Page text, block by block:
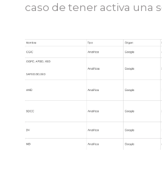
caso de tener activa una